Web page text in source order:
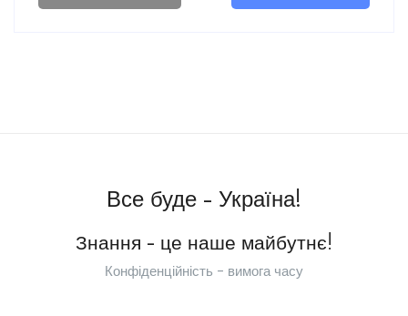
Все буде - Україна!
Знання - це наше майбутнє!
Конфіденційність - вимога часу